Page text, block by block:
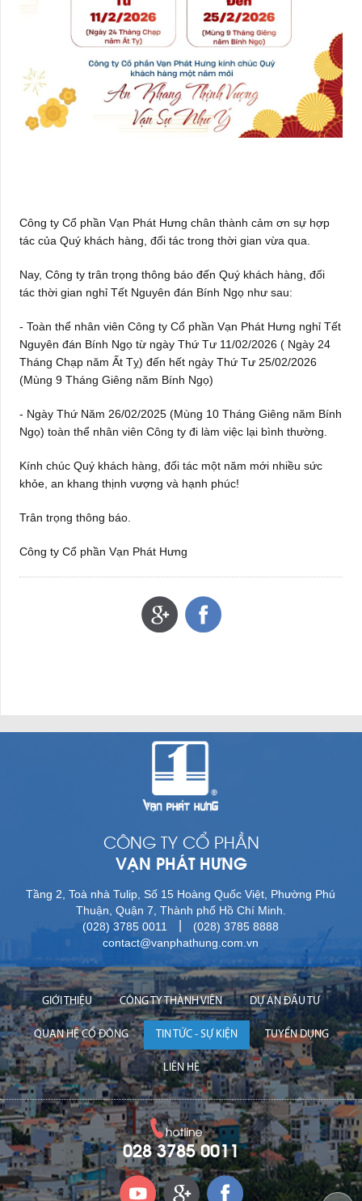
Công ty Cổ phần Vạn Phát Hưng chân thành cảm ơn sự hợp
tác của Quý khách hàng, đối tác trong thời gian vừa qua.
Nay, Công ty trân trọng thông báo đến Quý khách hàng, đối
tác thời gian nghỉ Tết Nguyên đán Bính Ngọ như sau:
- Toàn thể nhân viên Công ty Cổ phần Vạn Phát Hưng nghỉ Tết
Nguyên đán Bính Ngọ từ ngày Thứ Tư 11/02/2026 ( Ngày 24
Tháng Chạp năm Ất Tỵ) đến hết ngày Thứ Tư 25/02/2026
(Mùng 9 Tháng Giêng năm Bính Ngọ)
- Ngày Thứ Năm 26/02/2025 (Mùng 10 Tháng Giêng năm Bính
Ngọ) toàn thể nhân viên Công ty đi làm việc lại bình thường.
Kính chúc Quý khách hàng, đối tác một năm mới nhiều sức
khỏe, an khang thịnh vượng và hạnh phúc!
Trân trọng thông báo.
Công ty Cổ phần Vạn Phát Hưng
CÔNG TY CỔ PHẦN
VẠN PHÁT HƯNG
Tầng 2, Toà nhà Tulip, Số 15 Hoàng Quốc Việt, Phường Phú
Thuận, Quận 7, Thành phố Hồ Chí Minh.
(028) 3785 0011
(028) 3785 8888
contact@vanphathung.com.vn
GIỚI THIỆU CÔNG TY THÀNH VIÊN DỰ ÁN ĐẦU TƯ
QUAN HỆ CỔ ĐÔNG TIN TỨC - SỰ KIỆN TUYỂN DỤNG
LIÊN HỆ
028 3785 0011